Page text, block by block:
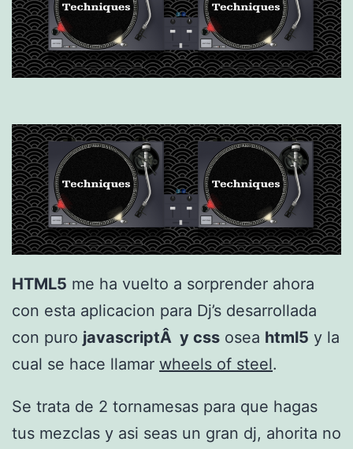
HTML5 me ha vuelto a sorprender ahora
con esta aplicacion para Dj’s desarrollada
con puro javascriptÂ y css osea html5 y la
cual se hace llamar wheels of steel.
Se trata de 2 tornamesas para que hagas
tus mezclas y asi seas un gran dj, ahorita no